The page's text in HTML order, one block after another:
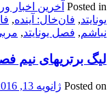
Posted in آخرین اخبار
یونایتد, فان‌خال: آینده,
نباشم, فصل یونایتد,
لیگ برتریهای نیم
Posted on ژانویه 13, 2016